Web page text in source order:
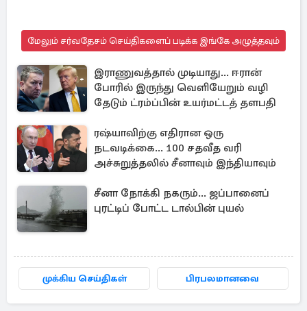
மேலும் சர்வதேசம் செய்திகளைப் படிக்க இங்கே அழுத்தவும்
இராணுவத்தால் முடியாது... ஈரான்
போரில் இருந்து வெளியேறும் வழி
தேடும் ட்ரம்ப்பின் உயர்மட்டத் தளபதி
ரஷ்யாவிற்கு எதிரான ஒரு
நடவடிக்கை... 100 சதவீத வரி
அச்சுறுத்தலில் சீனாவும் இந்தியாவும்
சீனா நோக்கி நகரும்... ஜப்பானைப்
புரட்டிப் போட்ட டால்பின் புயல்
முக்கிய செய்திகள் பிரபலமானவை